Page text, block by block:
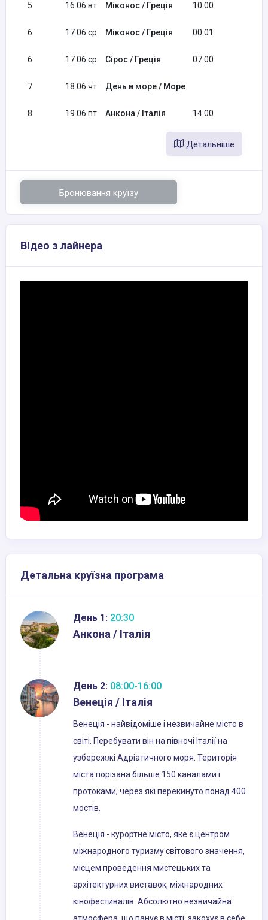
5 16.06 вт Міконос / Греція 10:00
6 17.06 ср Міконос / Греція 00:01
6 17.06 ср Сірос / Греція 07:00
7 18.06 чт День в море / Море
8 19.06 пт Анкона / Італія 14:00
Детальніше
Бронювання круїзу
Відео з лайнера
Детальна круїзна програма
День 1: 20:30
Анкона / Італія
День 2: 08:00-16:00
Венеція / Італія
Венеція - найвідоміше і незвичайне місто в
світі. Перебувати він на півночі Італії на
узбережжі Адріатичного моря. Територія
міста порізана більше 150 каналами і
протоками, через які перекинуто понад 400
мостів.
Венеція - курортне місто, яке є центром
міжнародного туризму світового значення,
місцем проведення мистецьких та
архітектурних виставок, міжнародних
кінофестивалів. Абсолютно незвичайна